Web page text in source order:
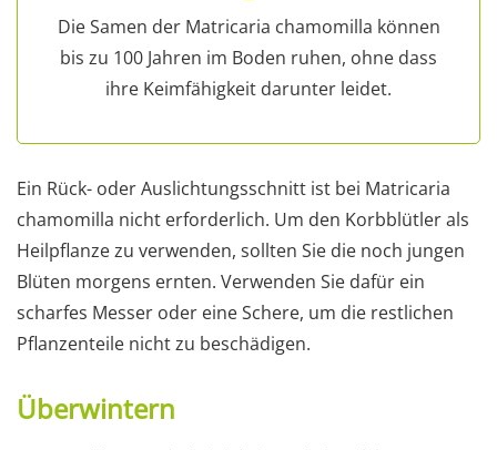
Die Samen der Matricaria chamomilla können
bis zu 100 Jahren im Boden ruhen, ohne dass
ihre Keimfähigkeit darunter leidet.
Ein Rück- oder Auslichtungsschnitt ist bei Matricaria
chamomilla nicht erforderlich. Um den Korbblütler als
Heilpflanze zu verwenden, sollten Sie die noch jungen
Blüten morgens ernten. Verwenden Sie dafür ein
scharfes Messer oder eine Schere, um die restlichen
Pflanzenteile nicht zu beschädigen.
Überwintern